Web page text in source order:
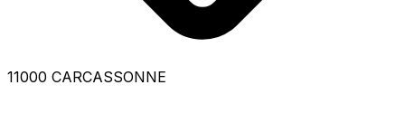
11000 CARCASSONNE